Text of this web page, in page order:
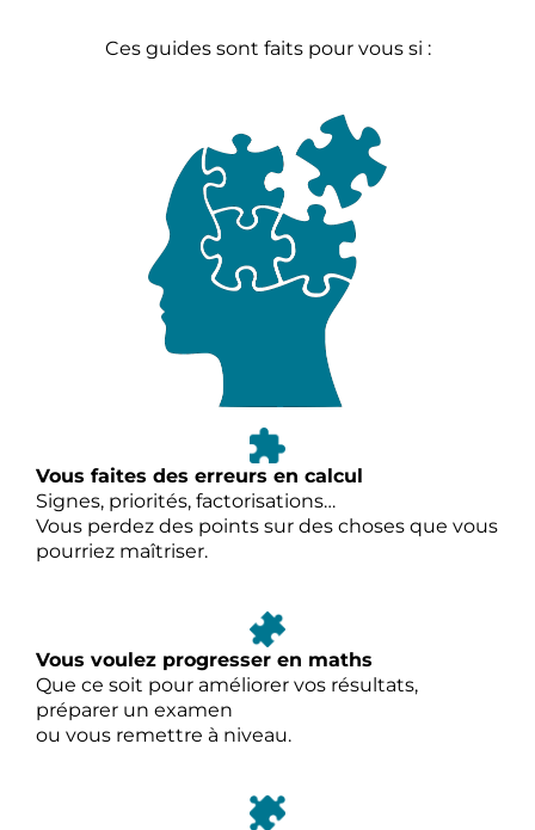
Ces guides sont faits pour vous si :
Vous faites des erreurs en calcul
Signes, priorités, factorisations…
Vous perdez des points sur des choses que vous
pourriez maîtriser.
Vous voulez progresser en maths
Que ce soit pour améliorer vos résultats,
préparer un examen
ou vous remettre à niveau.